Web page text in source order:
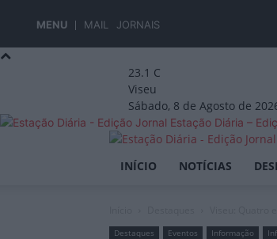
MENU MAIL JORNAIS
23.1 C
Viseu
Sábado, 8 de Agosto de
Estação Diária –
INÍCIO NOTÍCIAS
Destaques Eventos Informação